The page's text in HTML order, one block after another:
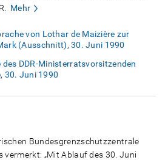
Mehr
von Lothar de Maizière zur
(Ausschnitt), 30. Juni 1990
DDR-Ministerratsvorsitzenden
30. Juni 1990
Bundesgrenzschutzzentrale
vermerkt: „Mit Ablauf des 30. Juni